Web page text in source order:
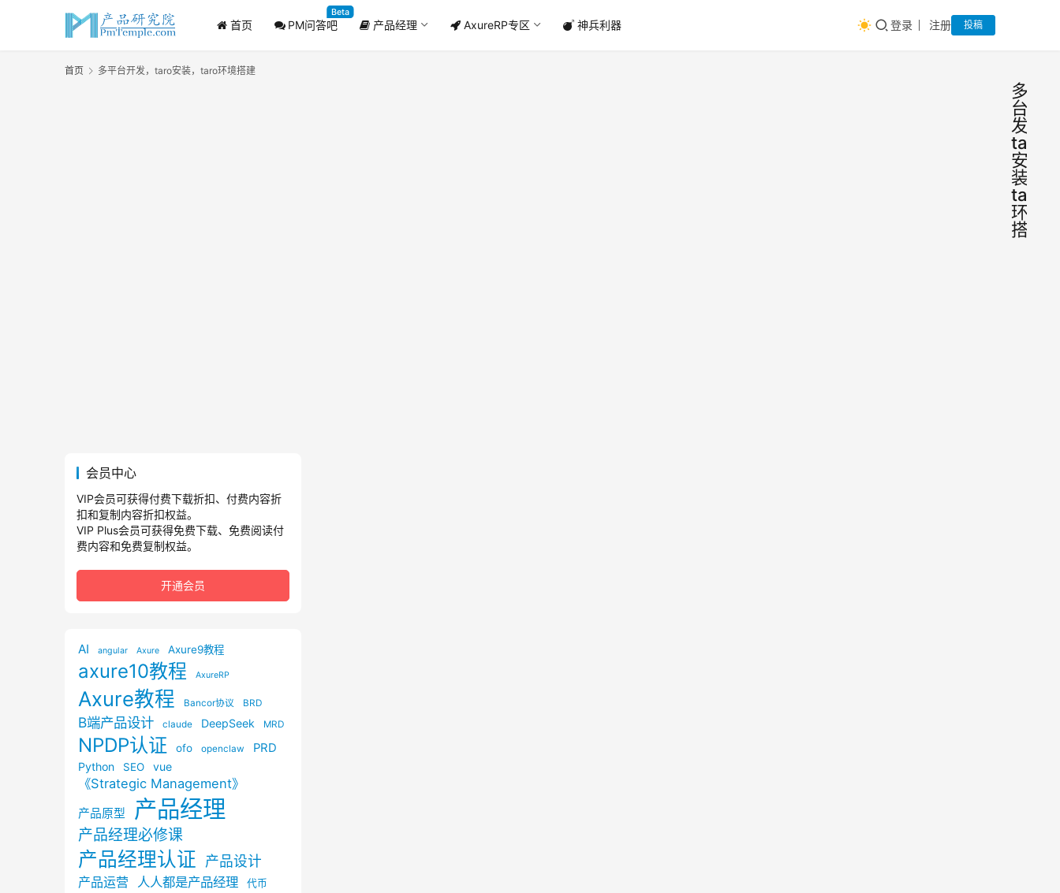
首页 PM问答吧
Beta
产品经理 AxureRP专区 神兵利器 登录 注册 投稿
首页 多平台开发，taro安装，taro环境搭建
多平
台开
发，
taro
安
装，
taro
环境
搭建
会员中心
VIP会员可获得付费下载折扣、付费内容折
扣和复制内容折扣权益。
VIP Plus会员可获得免费下载、免费阅读付
费内容和免费复制权益。
开通会员
AI angular Axure Axure9教程
axure10教程 AxureRP
Axure教程 Bancor协议 BRD
B端产品设计 claude DeepSeek MRD
NPDP认证 ofo openclaw PRD
Python SEO vue
《Strategic Management》
产品原型 产品经理
产品经理必修课
产品经理认证 产品设计
产品运营 人人都是产品经理 代币